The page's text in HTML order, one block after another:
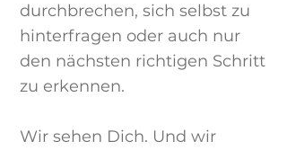
durchbrechen, sich selbst zu
hinterfragen oder auch nur
den nächsten richtigen Schritt
zu erkennen.
Wir sehen Dich. Und wir